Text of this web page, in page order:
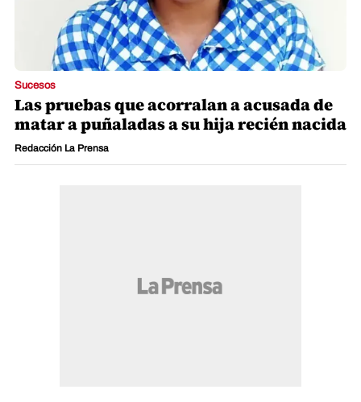
Sucesos
Las pruebas que acorralan a acusada de
matar a puñaladas a su hija recién nacida
Redacción La Prensa